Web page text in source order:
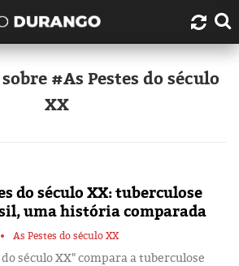
é Durango Duarte?
Links úteis
Artigos
Amazonas
#As Pestes do século
XX
do século XX: tuberculose
uma história comparada
As Pestes do século XX
século XX" compara a tuberculose